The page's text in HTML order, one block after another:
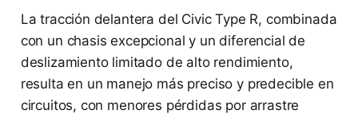
La tracción delantera del Civic Type R, combinada
con un chasis excepcional y un diferencial de
deslizamiento limitado de alto rendimiento,
resulta en un manejo más preciso y predecible en
circuitos, con menores pérdidas por arrastre